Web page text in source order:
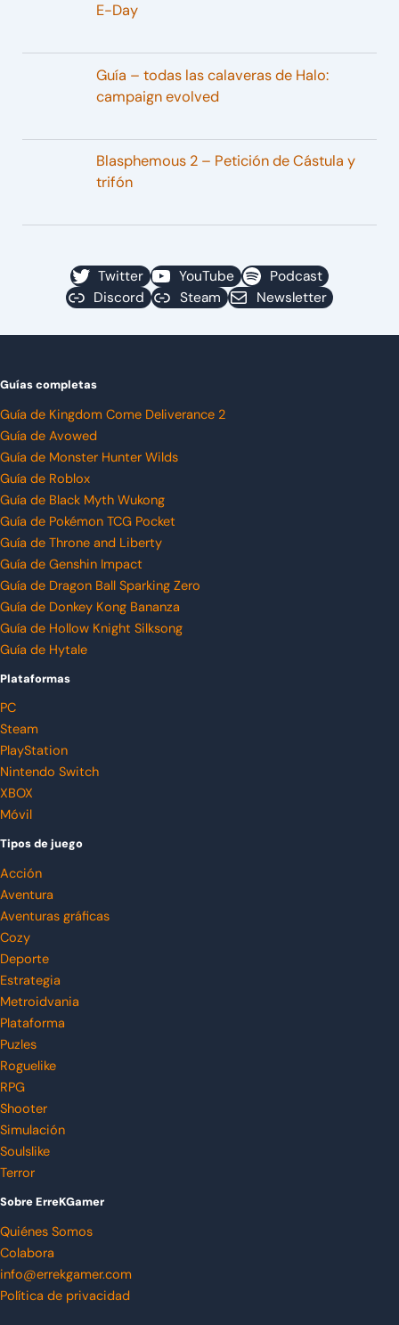
E-Day
Guía – todas las calaveras de Halo:
campaign evolved
Blasphemous 2 – Petición de Cástula y
trifón
Twitter YouTube
Podcast
Discord
Steam Newsletter
Guías completas
Guía de Kingdom Come Deliverance 2
Guía de Avowed
Guía de Monster Hunter Wilds
Guía de Roblox
Guía de Black Myth Wukong
Guía de Pokémon TCG Pocket
Guía de Throne and Liberty
Guía de Genshin Impact
Guía de Dragon Ball Sparking Zero
Guía de Donkey Kong Bananza
Guía de Hollow Knight Silksong
Guía de Hytale
Plataformas
PC
Steam
PlayStation
Nintendo Switch
XBOX
Móvil
Tipos de juego
Acción
Aventura
Aventuras gráficas
Cozy
Deporte
Estrategia
Metroidvania
Plataforma
Puzles
Roguelike
RPG
Shooter
Simulación
Soulslike
Terror
Sobre ErreKGamer
Quiénes Somos
Colabora
info@errekgamer.com
Política de privacidad